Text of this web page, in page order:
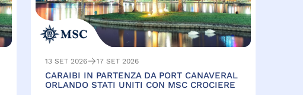
13 SET 2026 17 SET 2026
CARAIBI IN PARTENZA DA PORT CANAVERAL
ORLANDO STATI UNITI CON MSC CROCIERE